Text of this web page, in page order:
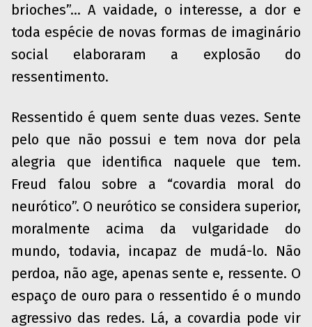
brioches”… A vaidade, o interesse, a dor e
toda espécie de novas formas de imaginário
social elaboraram a explosão do
ressentimento.
Ressentido é quem sente duas vezes. Sente
pelo que não possui e tem nova dor pela
alegria que identifica naquele que tem.
Freud falou sobre a “covardia moral do
neurótico”. O neurótico se considera superior,
moralmente acima da vulgaridade do
mundo, todavia, incapaz de mudá-lo. Não
perdoa, não age, apenas sente e, ressente. O
espaço de ouro para o ressentido é o mundo
agressivo das redes. Lá, a covardia pode vir